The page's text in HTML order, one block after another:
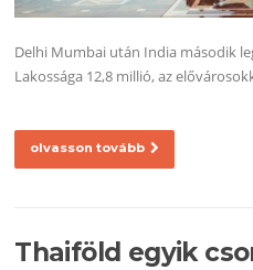
Delhi Mumbai után India második
Lakossága 12,8 millió, az
olvasson tovább
Thaiföld egyik